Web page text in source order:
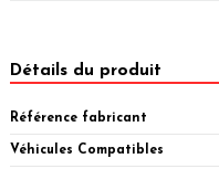
Détails du produit
Référence fabricant
Véhicules Compatibles